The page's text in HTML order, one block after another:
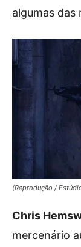
algumas das
(Reprodução /
Chris
mercenário